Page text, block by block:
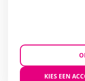
KIES EEN